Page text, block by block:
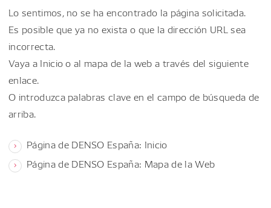
Lo sentimos, no se ha encontrado la página solicitada.
Es posible que ya no exista o que la dirección URL sea
incorrecta.
Vaya a Inicio o al mapa de la web a través del siguiente
enlace.
O introduzca palabras clave en el campo de búsqueda de
arriba.
Página de DENSO España: Inicio
Página de DENSO España: Mapa de la Web